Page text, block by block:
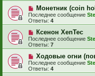
Монетник (coin
Последнее сообщение
Ответы: 4
Ксенон XenTec
Последнее сообщение
Ответы: 7
Ходовые огни
Последнее сообщение
Ответы: 4